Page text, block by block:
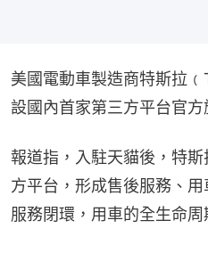
美國電動車製造商特斯拉
設國內首家第三方平台官方
報道指，入駐天貓後，特
方平台，形成售後服務、
服務閉環，用車的全生命